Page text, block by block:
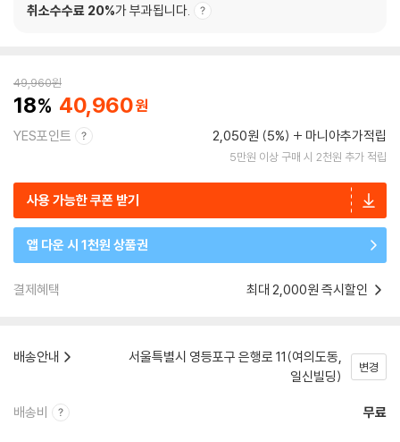
취소수수료 20%가 부과됩니다.
49,960원
18 40,960
YES포인트 2,050원 (5%) 마니아추가적립
5만원 이상 구매 시 2천원 추가 적립
사용 가능한 쿠폰 받기
앱 다운 시 1천원 상품권
결제혜택 최대 2,000원 즉시할인
배송안내
서울특별시 영등포구 은행로 11(여의도동,
일신빌딩)
변경
배송비 무료